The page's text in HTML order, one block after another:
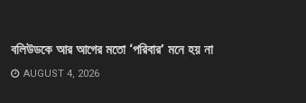
বলিউডকে আর আগের মতো ‘পরিবার’ মনে হয় না
AUGUST 4, 2026